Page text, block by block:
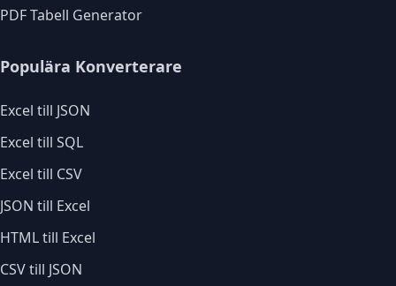
PDF Tabell Generator
Populära Konverterare
Excel till JSON
Excel till SQL
Excel till CSV
JSON till Excel
HTML till Excel
CSV till JSON